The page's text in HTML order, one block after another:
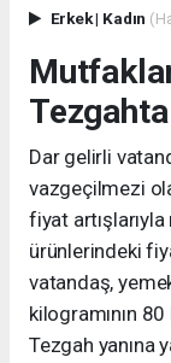
Erkek| Kadın
Dar gelirli
vazgeçilmezi
fiyat
ürünlerindeki
vatandaş,
kilogramının
Tezgah yanına